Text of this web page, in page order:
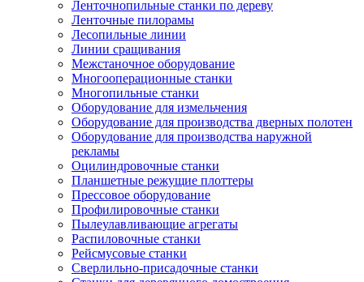
Ленточнопильные станки по дереву
Ленточные пилорамы
Лесопильные линии
Линии сращивания
Межстаночное оборудование
Многооперационные станки
Многопильные станки
Оборудование для измельчения
Оборудование для производства дверных полотен
Оборудование для производства наружной
рекламы
Оцилиндровочные станки
Планшетные режущие плоттеры
Прессовое оборудование
Профилировочные станки
Пылеулавливающие агрегаты
Распиловочные станки
Рейсмусовые станки
Сверлильно-присадочные станки